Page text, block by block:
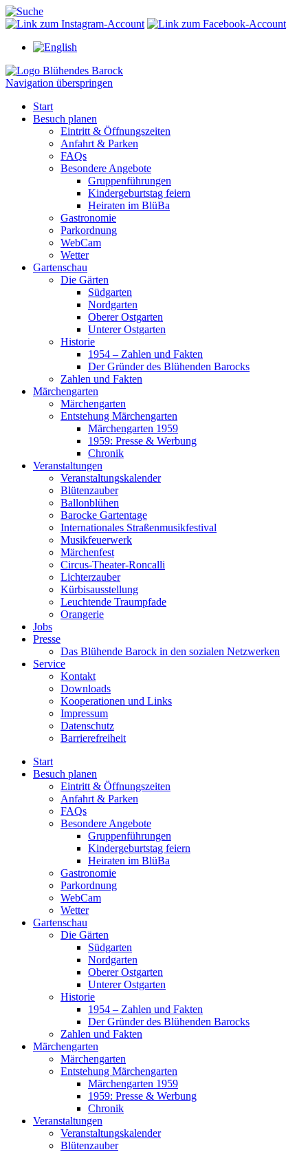
Navigation überspringen
Start
Besuch planen
Eintritt & Öffnungszeiten
Anfahrt & Parken
FAQs
Besondere Angebote
Gruppenführungen
Kindergeburtstag feiern
Heiraten im BlüBa
Gastronomie
Parkordnung
WebCam
Wetter
Gartenschau
Die Gärten
Südgarten
Nordgarten
Oberer Ostgarten
Unterer Ostgarten
Historie
1954 – Zahlen und Fakten
Der Gründer des Blühenden Barocks
Zahlen und Fakten
Märchengarten
Märchengarten
Entstehung Märchengarten
Märchengarten 1959
1959: Presse & Werbung
Chronik
Veranstaltungen
Veranstaltungskalender
Blütenzauber
Ballonblühen
Barocke Gartentage
Internationales Straßenmusikfestival
Musikfeuerwerk
Märchenfest
Circus-Theater-Roncalli
Lichterzauber
Kürbisausstellung
Leuchtende Traumpfade
Orangerie
Jobs
Presse
Das Blühende Barock in den sozialen Netzwerken
Service
Kontakt
Downloads
Kooperationen und Links
Impressum
Datenschutz
Barrierefreiheit
Start
Besuch planen
Eintritt & Öffnungszeiten
Anfahrt & Parken
FAQs
Besondere Angebote
Gruppenführungen
Kindergeburtstag feiern
Heiraten im BlüBa
Gastronomie
Parkordnung
WebCam
Wetter
Gartenschau
Die Gärten
Südgarten
Nordgarten
Oberer Ostgarten
Unterer Ostgarten
Historie
1954 – Zahlen und Fakten
Der Gründer des Blühenden Barocks
Zahlen und Fakten
Märchengarten
Märchengarten
Entstehung Märchengarten
Märchengarten 1959
1959: Presse & Werbung
Chronik
Veranstaltungen
Veranstaltungskalender
Blütenzauber